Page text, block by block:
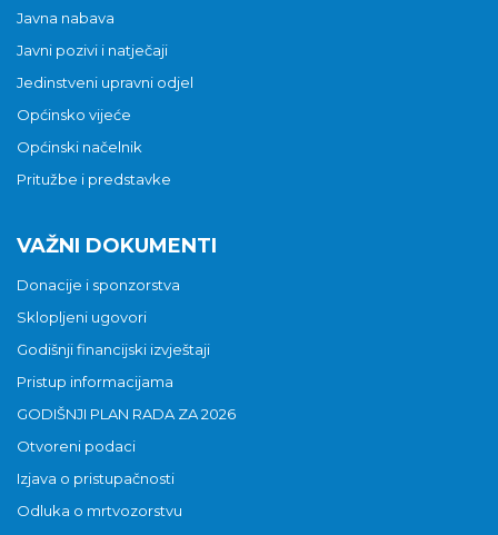
Javna nabava
Javni pozivi i natječaji
Jedinstveni upravni odjel
Općinsko vijeće
Općinski načelnik
Pritužbe i predstavke
VAŽNI DOKUMENTI
Donacije i sponzorstva
Sklopljeni ugovori
Godišnji financijski izvještaji
Pristup informacijama
GODIŠNJI PLAN RADA ZA 2026
Otvoreni podaci
Izjava o pristupačnosti
Odluka o mrtvozorstvu